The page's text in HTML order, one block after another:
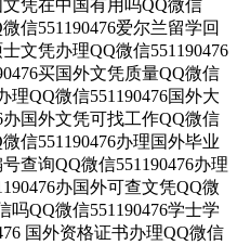
凭在中国有用吗QQ微信
信551190476爱尔兰留学回
文凭办理QQ微信551190476
买国外文凭质量QQ微信
理QQ微信551190476国外大
国外文凭可找工作QQ微信
信551190476办理国外毕业
查询QQ微信551190476办理
办国外可查文凭QQ微
吗QQ微信551190476学士学
国外资格证书办理QQ微信